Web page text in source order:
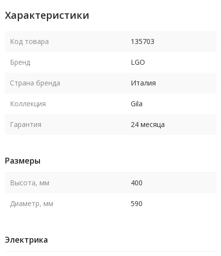
Характеристики
Код товара 135703
Бренд LGO
Страна бренда Италия
Коллекция Gila
Гарантия 24 месяца
Размеры
Высота, мм 400
Диаметр, мм 590
Электрика